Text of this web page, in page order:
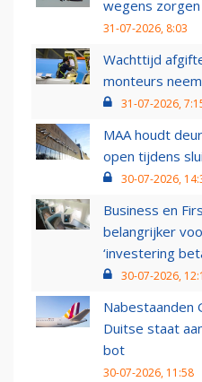
wegens
31-07-2026, 8:03
Wachttijd
monteurs
31-07-2026,
MAA houdt
open tijdens
30-07-2026,
Business en
belangrijker
‘investering
30-07-2026,
Nabestaanden
Duitse staat
bot
30-07-2026, 11:58